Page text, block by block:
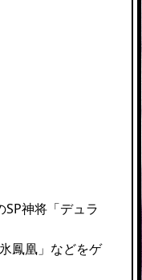
SP神将「デュラ
鳳凰」などをゲ